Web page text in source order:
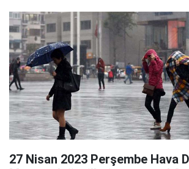
27 Nisan 2023 Perşembe Hava